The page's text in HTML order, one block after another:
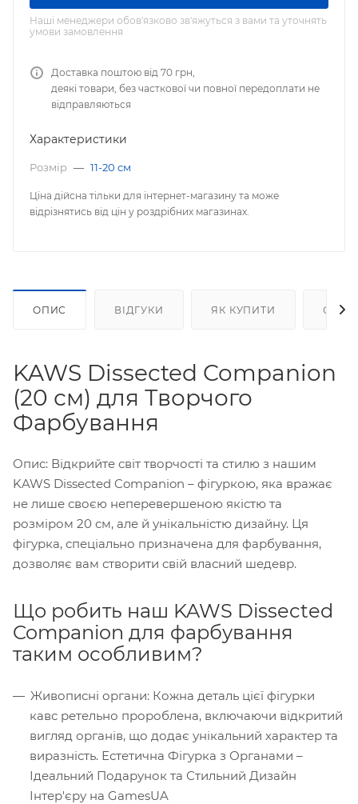
Наші менеджери обов'язково зв'яжуться з вами та уточнять
умови замовлення
Доставка поштою від 70 грн,
деякі товари, без часткової чи повної передоплати не
відправляються
Характеристики
Розмір — 11-20 см
Ціна дійсна тільки для інтернет-магазину та може
відрізнятись від цін у роздрібних магазинах.
ОПИС ВІДГУКИ ЯК КУПИТИ
KAWS Dissected Companion
(20 см) для Творчого
Фарбування
Опис: Відкрийте світ творчості та стилю з нашим
KAWS Dissected Companion – фігуркою, яка вражає
не лише своєю неперевершеною якістю та
розміром 20 см, але й унікальністю дизайну. Ця
фігурка, спеціально призначена для фарбування,
дозволяє вам створити свій власний шедевр.
Що робить наш KAWS Dissected
Companion для фарбування
таким особливим?
Живописні органи: Кожна деталь цієї фігурки
кавс ретельно пророблена, включаючи відкритий
вигляд органів, що додає унікальний характер та
виразність. Естетична Фігурка з Органами –
Ідеальний Подарунок та Стильний Дизайн
Інтер'єру на GamesUA